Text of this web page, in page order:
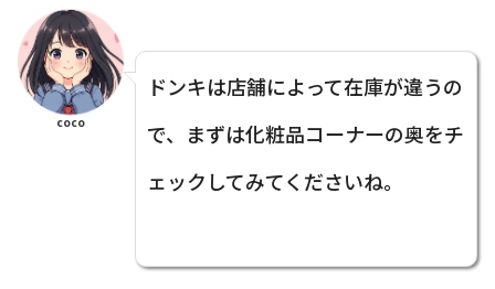
coco
ドンキは店舗によって在庫が違うの
で、まずは化粧品コーナーの奥をチ
ェックしてみてくださいね。